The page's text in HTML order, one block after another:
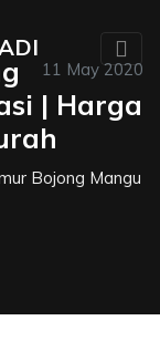
11 May 2020
| Harga
Bojong Mangu